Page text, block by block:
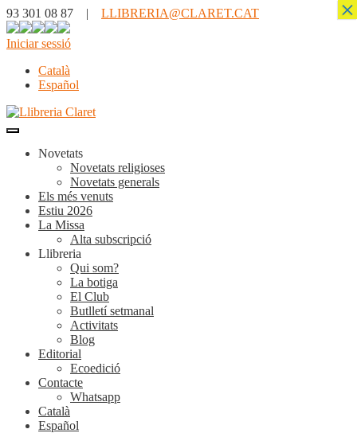
93 301 08 87 | LLIBRERIA@CLARET.CAT
Iniciar sessió
Català
Español
Novetats
Novetats religioses
Novetats generals
Els més venuts
Estiu 2026
La Missa
Alta subscripció
Llibreria
Qui som?
La botiga
El Club
Butlletí setmanal
Activitats
Blog
Editorial
Ecoedició
Contacte
Whatsapp
Català
Español
×